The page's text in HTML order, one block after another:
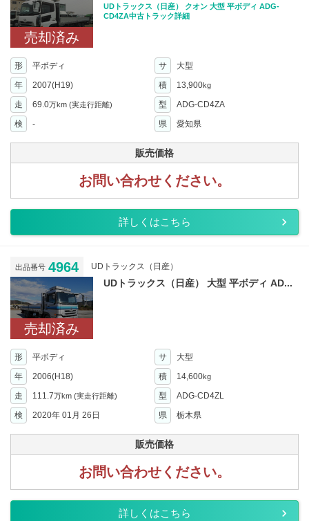
売却済み
UDトラックス（日産） クオン 大型 平ボディ ADG-
CD4ZA中古トラック詳細
形 平ボディ サ
大型
年
2007(H19) 積 13,900kg
走 69.0万km (実走行距離) 型
ADG-CD4ZA
検
- 県 愛知県
販売価格
お問い合わせください。
詳しくはこちら
出品番号 4964 UDトラックス（日産）
売却済み
UDトラックス（日産） 大型 平ボディ AD...
形 平ボディ サ
大型
年
2006(H18) 積 14,600kg
走 111.7万km (実走行距離) 型
ADG-CD4ZL
検
2020年 01月 26日 県 栃木県
販売価格
お問い合わせください。
詳しくはこちら